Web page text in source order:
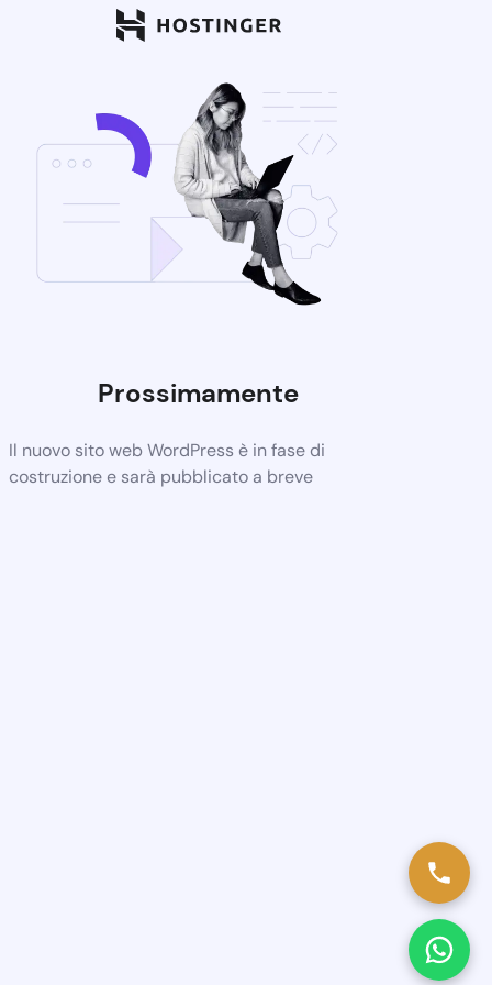
Prossimamente
Il nuovo sito web WordPress è in fase di
costruzione e sarà pubblicato a breve